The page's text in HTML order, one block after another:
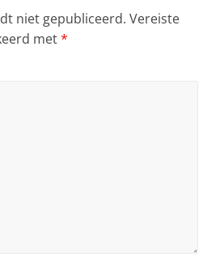
niet gepubliceerd. Vereiste
met*